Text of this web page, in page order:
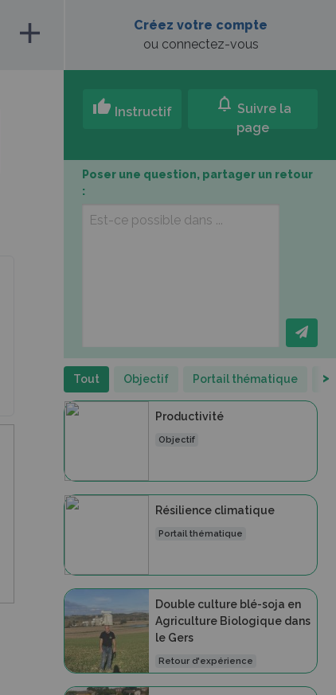
add
Créez votre compte
ou connectez-vous
thumb_up Instructif notifications Suivre la
page
Poser une question, partager un retour
:
Tout Objectif Portail thématique >
Productivité
Objectif
Résilience climatique
Portail thématique
Double culture blé-soja en
Agriculture Biologique dans
le Gers
Retour d'expérience